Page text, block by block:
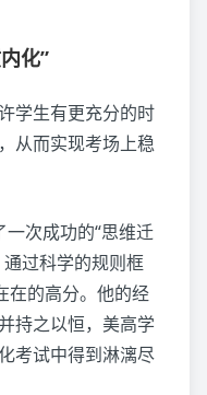
化”
学生有更充分的时
从而实现考场上稳
次成功的“思维迁
过科学的规则框
在的高分。他的经
持之以恒，美高学
考试中得到淋漓尽